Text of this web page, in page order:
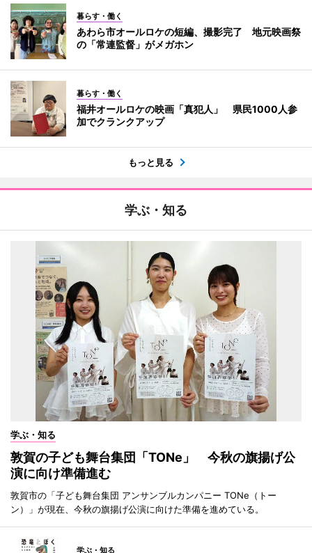
暮らす・働く
あわら市オールロケの短編、撮影完了 地元映画祭
の「常連監督」がメガホン
暮らす・働く
福井オールロケの映画「真犯人」 県民1000人参
加でクランクアップ
もっと見る
学ぶ・知る
学ぶ・知る
敦賀の子ども舞台集団「TONe」 今秋の旗揚げ公
演に向け準備進む
敦賀市の「子ども舞台集団 アンサンブルカンパニー TONe（トー
ン）」が現在、今秋の旗揚げ公演に向けた準備を進めている。
学ぶ・知る